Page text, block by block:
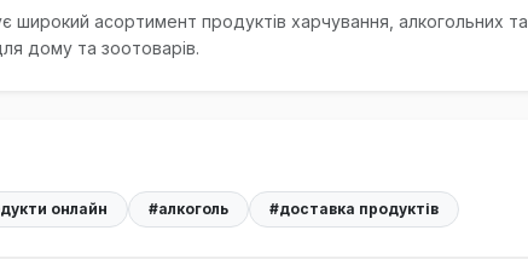
широкий асортимент продуктів харчування, алкогольних та
дому та зоотоварів.
онлайн #алкоголь #доставка продуктів